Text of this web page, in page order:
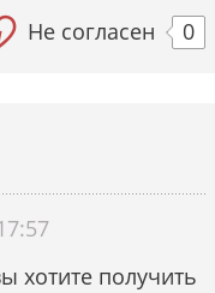
Не согласен 0
хотите получить